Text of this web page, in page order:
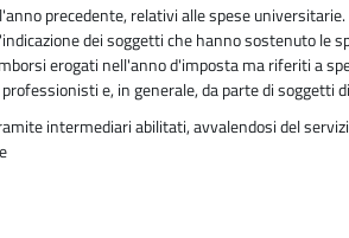
precedente, relativi alle spese
dei soggetti che hanno sostenuto le
erogati nell'anno d'imposta ma riferiti a
e, in generale, da parte di soggetti
intermediari abilitati, avvalendosi del